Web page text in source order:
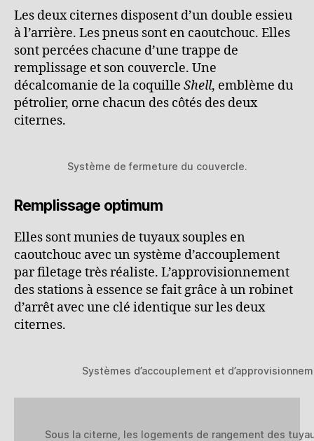
Les deux citernes disposent d’un double essieu
à l’arrière. Les pneus sont en caoutchouc. Elles
sont percées chacune d’une trappe de
remplissage et son couvercle. Une
décalcomanie de la coquille Shell, emblème du
pétrolier, orne chacun des côtés des deux
citernes.
Système de fermeture du couvercle.
Remplissage optimum
Elles sont munies de tuyaux souples en
caoutchouc avec un système d’accouplement
par filetage très réaliste. L’approvisionnement
des stations à essence se fait grâce à un robinet
d’arrêt avec une clé identique sur les deux
citernes.
Systèmes d’accouplement et
Sous la citerne, les logements de rangement des